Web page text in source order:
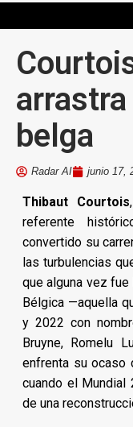
belga
Radar AI junio 17,
Thibaut Courtois
referente
convertido su
las turbulencias
que alguna vez fue
Bélgica —aquella
y 2022 con
Bruyne, Romelu
enfrenta su ocaso
cuando el Mundial
de una